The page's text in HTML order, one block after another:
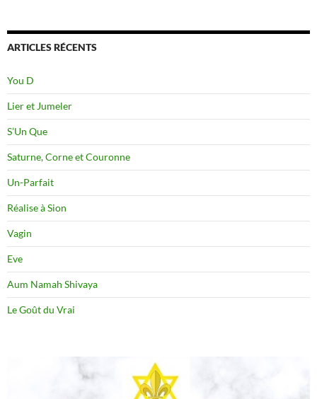
ARTICLES RÉCENTS
You D
Lier et Jumeler
S’Un Que
Saturne, Corne et Couronne
Un-Parfait
Réalise à Sion
Vagin
Eve
Aum Namah Shivaya
Le Goût du Vrai